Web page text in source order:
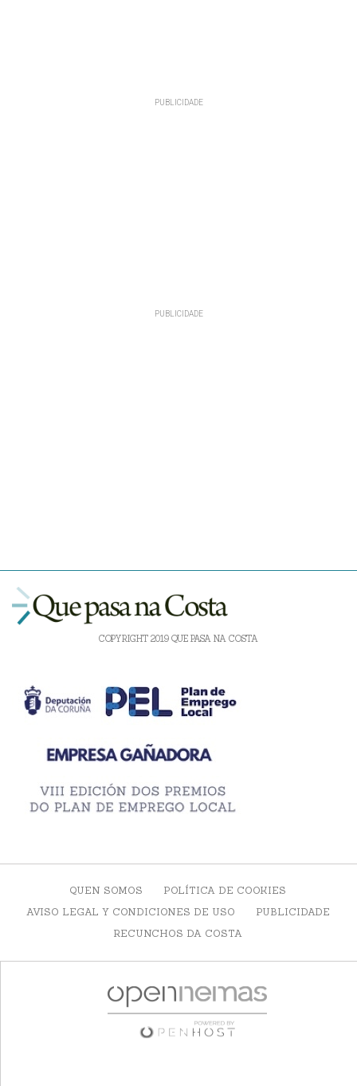
COPYRIGHT 2019 QUE PASA NA COSTA
QUEN SOMOS
POLÍTICA DE COOKIES
AVISO LEGAL Y CONDICIONES DE USO
PUBLICIDADE
RECUNCHOS DA COSTA